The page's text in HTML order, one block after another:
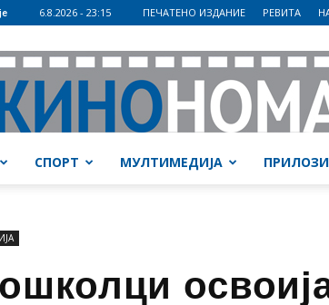
6.8.2026 - 23:15 ПЕЧАТЕНО ИЗДАНИЕ РЕВИТА
СПОРТ МУЛТИМЕДИЈА ПРИЛОЗИ